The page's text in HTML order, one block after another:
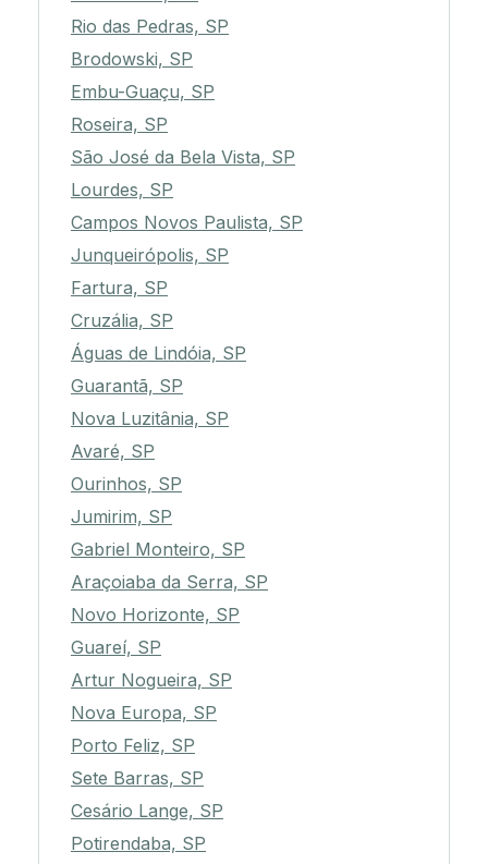
Rio das Pedras, SP
Brodowski, SP
Embu-Guaçu, SP
Roseira, SP
São José da Bela Vista, SP
Lourdes, SP
Campos Novos Paulista, SP
Junqueirópolis, SP
Fartura, SP
Cruzália, SP
Águas de Lindóia, SP
Guarantã, SP
Nova Luzitânia, SP
Avaré, SP
Ourinhos, SP
Jumirim, SP
Gabriel Monteiro, SP
Araçoiaba da Serra, SP
Novo Horizonte, SP
Guareí, SP
Artur Nogueira, SP
Nova Europa, SP
Porto Feliz, SP
Sete Barras, SP
Cesário Lange, SP
Potirendaba, SP